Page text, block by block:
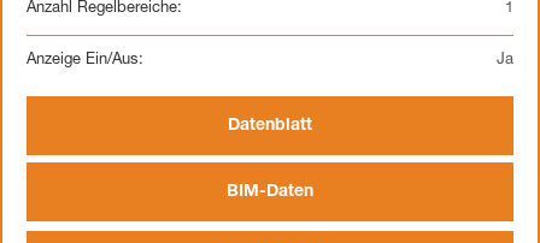
Anzahl Regelbereiche: 1
Anzeige Ein/Aus: Ja
Datenblatt
BIM-Daten